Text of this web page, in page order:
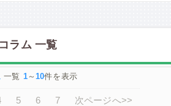
ラム 一覧
一覧 1～ 10件を表示
5 6 7 次ページへ>>